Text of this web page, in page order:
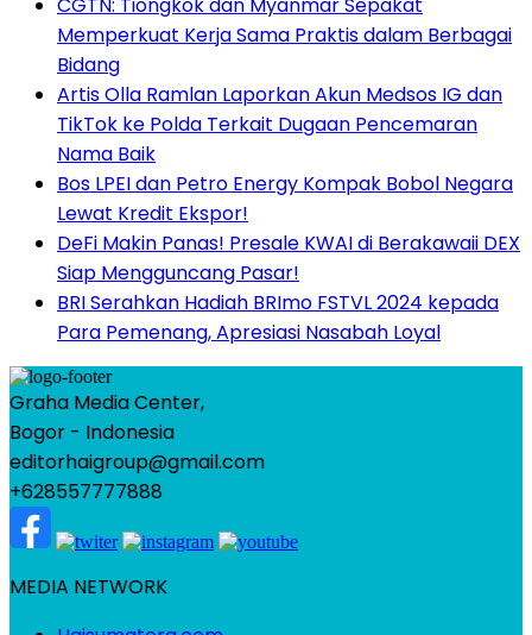
Memperkuat Kerja Sama Praktis dalam Berbagai
Bidang
Artis Olla Ramlan Laporkan Akun Medsos IG dan
TikTok ke Polda Terkait Dugaan Pencemaran
Nama Baik
Bos LPEI dan Petro Energy Kompak Bobol Negara
Lewat Kredit Ekspor!
DeFi Makin Panas! Presale KWAI di Berakawaii DEX
Siap Mengguncang Pasar!
BRI Serahkan Hadiah BRImo FSTVL 2024 kepada
Para Pemenang, Apresiasi Nasabah Loyal
Graha Media Center,
Bogor - Indonesia
editorhaigroup@gmail.com
+628557777888
MEDIA NETWORK